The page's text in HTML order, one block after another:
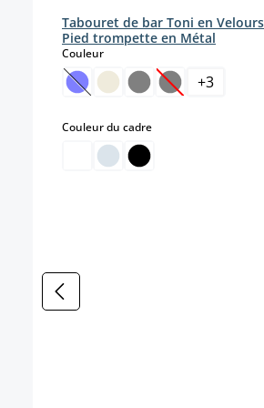
Tabouret de bar Toni en Velours
Pied trompette en Métal
Couleurselect
(Cette option n'est pas
(Cette option
+3
Couleur du cadreselect